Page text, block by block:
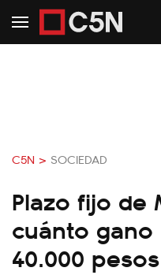
C5N > SOCIEDAD
Plazo fijo de
cuánto
40.000